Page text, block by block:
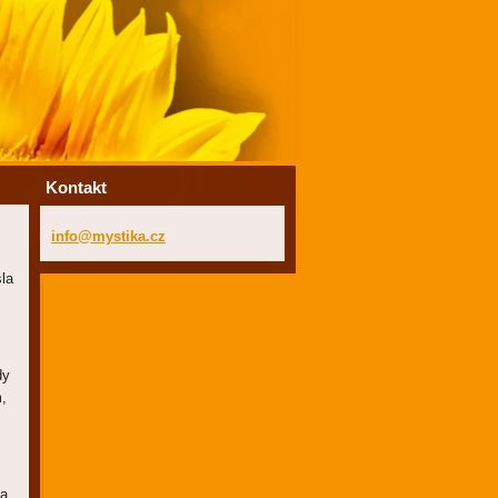
Kontakt
info@mystika.cz